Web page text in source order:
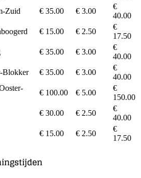
Zuid € 35.00 € 3.00
€
40.00
€ 15.00 € 2.50
€
17.50
€ 35.00 € 3.00
€
40.00
Blokker € 35.00 € 3.00
€
40.00
€ 100.00 € 5.00
€
150.00
€ 30.00 € 2.50
€
40.00
€ 15.00 € 2.50
€
17.50